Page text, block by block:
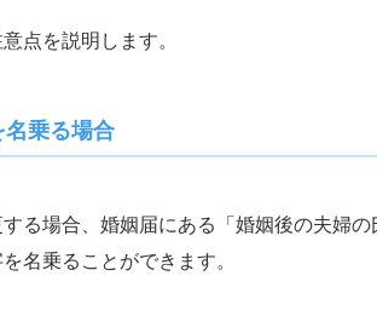
点を説明します。
乗る場合
る場合、婚姻届にある「婚姻後の夫婦
名乗ることができます。